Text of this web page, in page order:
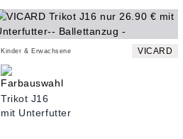
Kinder & Erwachsene VICARD
Trikot J16
mit Unterfutter